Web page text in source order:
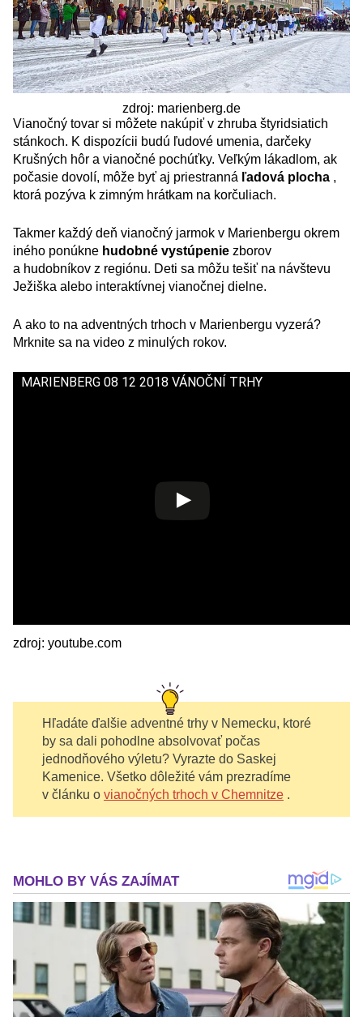
zdroj: marienberg.de
Vianočný tovar si môžete nakúpiť v zhruba štyridsiatich
stánkoch. K dispozícii budú ľudové umenia, darčeky
Krušných hôr a vianočné pochúťky. Veľkým lákadlom, ak
počasie dovolí, môže byť aj priestranná ľadová plocha ,
ktorá pozýva k zimným hrátkam na korčuliach.
Takmer každý deň vianočný jarmok v Marienbergu okrem
iného ponúkne hudobné vystúpenie zborov
a hudobníkov z regiónu. Deti sa môžu tešiť na návštevu
Ježiška alebo interaktívnej vianočnej dielne.
A ako to na adventných trhoch v Marienbergu vyzerá?
Mrknite sa na video z minulých rokov.
MARIENBERG 08 12 2018 VÁNOČNÍ TRHY
zdroj: youtube.com
Hľadáte ďalšie adventné trhy v Nemecku, ktoré
by sa dali pohodlne absolvovať počas
jednodňového výletu? Vyrazte do Saskej
Kamenice. Všetko dôležité vám prezradíme
v článku o vianočných trhoch v Chemnitze .